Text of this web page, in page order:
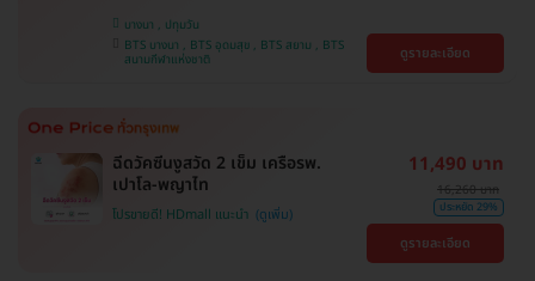
บางนา , ปทุมวัน
BTS บางนา , BTS อุดมสุข , BTS สยาม , BTS
สนามกีฬาแห่งชาติ ดูรายละเอียด
ฉีดวัคซีนงูสวัด 2 เข็ม เครือรพ.
เปาโล-พญาไท
โปรขายดี! HDmall แนะนำ
11,490 บาท
16,260 บาท
ประหยัด 29%
ดูรายละเอียด